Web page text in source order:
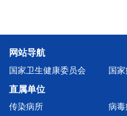
网站导航
国家卫生健康委员会 国
直属单位
传染病所 病